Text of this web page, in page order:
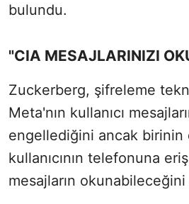
bulundu.
"CIA MESAJLARINIZI
Zuckerberg, şifreleme
Meta'nın kullanıcı
engellediğini ancak birinin
kullanıcının telefonuna
mesajların